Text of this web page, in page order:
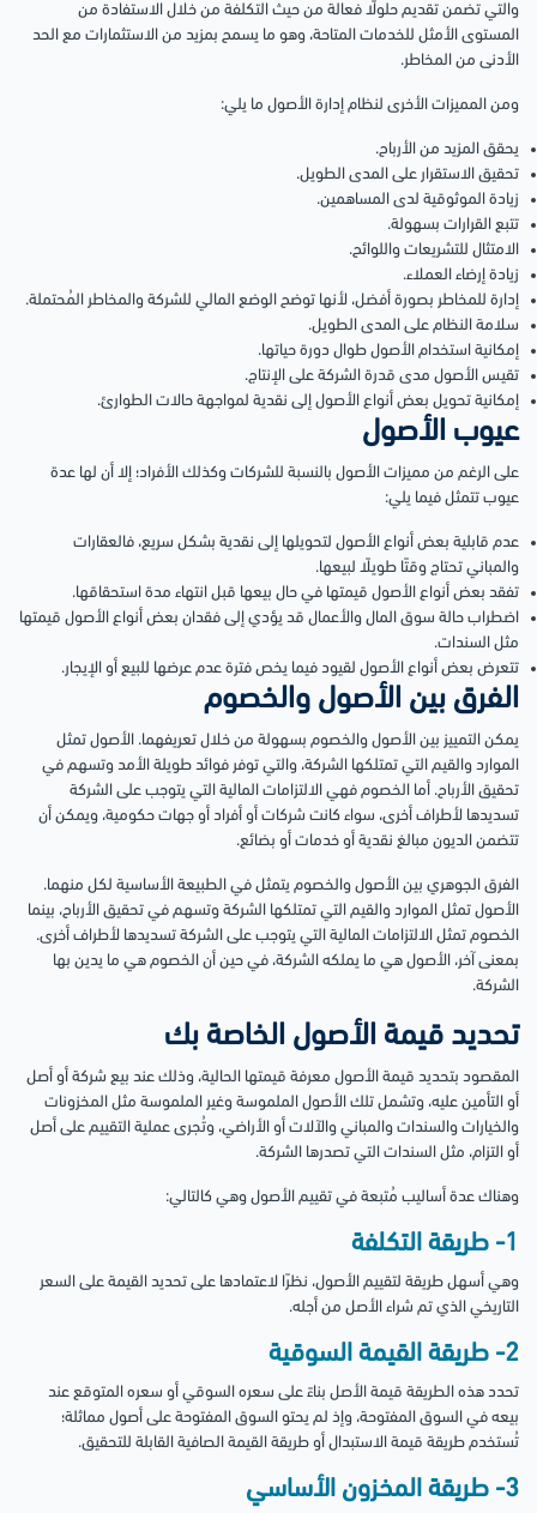
والتي تضمن تقديم حلولًا فعالة من حيث التكلفة من خلال الاستفادة من
المستوى الأمثل للخدمات المتاحة، وهو ما يسمح بمزيد من الاستثمارات مع الحد
الأدنى من المخاطر.
ومن المميزات الأخرى لنظام إدارة الأصول ما يلي:
يحقق المزيد من الأرباح.
تحقيق الاستقرار على المدى الطويل.
زيادة الموثوقية لدى المساهمين.
تتبع القرارات بسهولة.
الامتثال للتشريعات واللوائح.
زيادة إرضاء العملاء.
إدارة للمخاطر بصورة أفضل، لأنها توضح الوضع المالي للشركة والمخاطر المُحتملة.
سلامة النظام على المدى الطويل.
إمكانية استخدام الأصول طوال دورة حياتها.
تقيس الأصول مدى قدرة الشركة على الإنتاج.
إمكانية تحويل بعض أنواع الأصول إلى نقدية لمواجهة حالات الطوارئ.
عيوب الأصول
على الرغم من مميزات الأصول بالنسبة للشركات وكذلك الأفراد؛ إلا أن لها عدة
عيوب تتمثل فيما يلي:
عدم قابلية بعض أنواع الأصول لتحويلها إلى نقدية بشكل سريع، فالعقارات
والمباني تحتاج وقتًا طويلًا لبيعها.
تفقد بعض أنواع الأصول قيمتها في حال بيعها قبل انتهاء مدة استحقاقها.
اضطراب حالة سوق المال والأعمال قد يؤدي إلى فقدان بعض أنواع الأصول قيمتها
مثل السندات.
تتعرض بعض أنواع الأصول لقيود فيما يخص فترة عدم عرضها للبيع أو الإيجار.
الفرق بين الأصول والخصوم
يمكن التمييز بين الأصول والخصوم بسهولة من خلال تعريفهما. الأصول تمثل
الموارد والقيم التي تمتلكها الشركة، والتي توفر فوائد طويلة الأمد وتسهم في
تحقيق الأرباح. أما الخصوم فهي الالتزامات المالية التي يتوجب على الشركة
تسديدها لأطراف أخرى، سواء كانت شركات أو أفراد أو جهات حكومية، ويمكن أن
تتضمن الديون مبالغ نقدية أو خدمات أو بضائع.
الفرق الجوهري بين الأصول والخصوم يتمثل في الطبيعة الأساسية لكل منهما.
الأصول تمثل الموارد والقيم التي تمتلكها الشركة وتسهم في تحقيق الأرباح، بينما
الخصوم تمثل الالتزامات المالية التي يتوجب على الشركة تسديدها لأطراف أخرى.
بمعنى آخر، الأصول هي ما يملكه الشركة، في حين أن الخصوم هي ما يدين بها
الشركة.
تحديد قيمة الأصول الخاصة بك
المقصود بتحديد قيمة الأصول معرفة قيمتها الحالية، وذلك عند بيع شركة أو أصل
أو التأمين عليه، وتشمل تلك الأصول الملموسة وغير الملموسة مثل المخزونات
والخيارات والسندات والمباني والآلات أو الأراضي، وتُجرى عملية التقييم على أصل
أو التزام، مثل السندات التي تصدرها الشركة.
وهناك عدة أساليب مُتبعة في تقييم الأصول وهي كالتالي:
1- طريقة التكلفة
وهي أسهل طريقة لتقييم الأصول، نظرًا لاعتمادها على تحديد القيمة على السعر
التاريخي الذي تم شراء الأصل من أجله.
2- طريقة القيمة السوقية
تحدد هذه الطريقة قيمة الأصل بناءً على سعره السوقي أو سعره المتوقع عند
بيعه في السوق المفتوحة، وإذ لم يحتو السوق المفتوحة على أصول مماثلة؛
تُستخدم طريقة قيمة الاستبدال أو طريقة القيمة الصافية القابلة للتحقيق.
3- طريقة المخزون الأساسي